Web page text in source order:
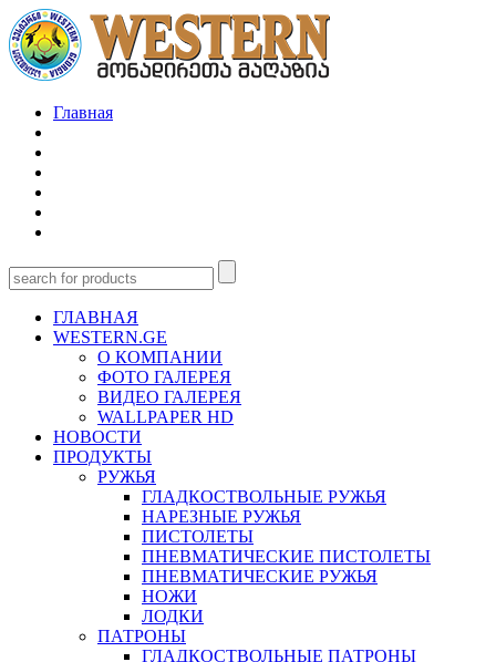
Главная
ГЛАВНАЯ
WESTERN.GE
О КОМПАНИИ
ФОТО ГАЛЕРЕЯ
ВИДЕО ГАЛЕРЕЯ
WALLPAPER HD
НОВОСТИ
ПРОДУКТЫ
РУЖЬЯ
ГЛАДКОСТВОЛЬНЫЕ РУЖЬЯ
НАРЕЗНЫЕ РУЖЬЯ
ПИСТОЛЕТЫ
ПНЕВМАТИЧЕСКИЕ ПИСТОЛЕТЫ
ПНЕВМАТИЧЕСКИЕ РУЖЬЯ
НОЖИ
ЛОДКИ
ПАТРОНЫ
ГЛАДКОСТВОЛЬНЫЕ ПАТРОНЫ